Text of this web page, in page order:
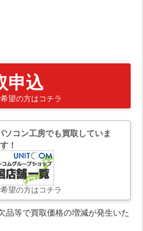
申込
望の方はコチラ
コン工房でも買取していま
す！
望の方はコチラ
品等で買取価格の増減が発生いた